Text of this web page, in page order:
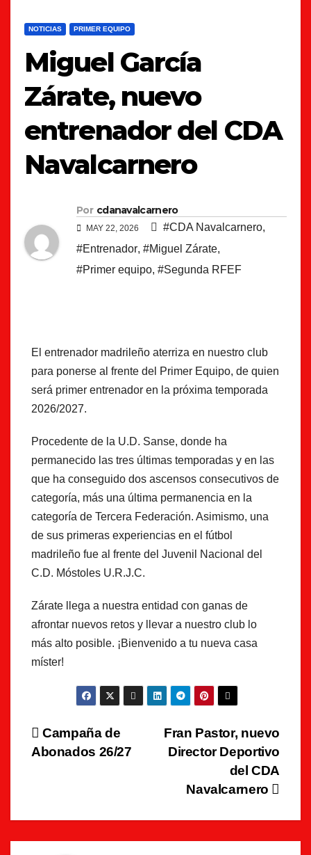
NOTICIAS PRIMER EQUIPO
Miguel García
Zárate, nuevo
entrenador del CDA
Navalcarnero
Por cdanavalcarnero
MAY 22, 2026 #CDA Navalcarnero,
#Entrenador, #Miguel Zárate,
#Primer equipo, #Segunda RFEF
El entrenador madrileño aterriza en nuestro club
para ponerse al frente del Primer Equipo, de quien
será primer entrenador en la próxima temporada
2026/2027.
Procedente de la U.D. Sanse, donde ha
permanecido las tres últimas temporadas y en las
que ha conseguido dos ascensos consecutivos de
categoría, más una última permanencia en la
categoría de Tercera Federación. Asimismo, una
de sus primeras experiencias en el fútbol
madrileño fue al frente del Juvenil Nacional del
C.D. Móstoles U.R.J.C.
Zárate llega a nuestra entidad con ganas de
afrontar nuevos retos y llevar a nuestro club lo
más alto posible. ¡Bienvenido a tu nueva casa
míster!
Navegación
Fran Pastor, nuevo
Director Deportivo
del CDA
Navalcarnero
Campaña de
Abonados 26/27